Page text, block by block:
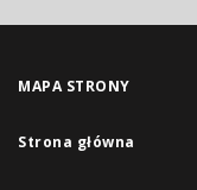
MAPA STRONY
Strona główna